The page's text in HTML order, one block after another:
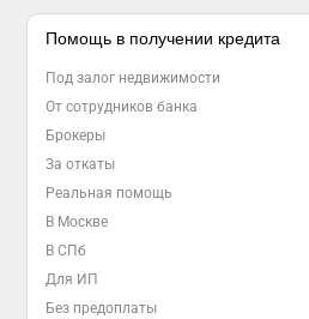
Помощь в получении кредита
Под залог недвижимости
От сотрудников банка
Брокеры
За откаты
Реальная помощь
В Москве
В СПб
Для ИП
Без предоплаты